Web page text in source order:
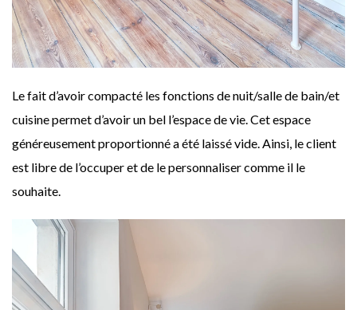
Le fait d’avoir compacté les fonctions de nuit/salle de bain/et
cuisine permet d’avoir un bel l’espace de vie. Cet espace
généreusement proportionné a été laissé vide. Ainsi, le client
est libre de l’occuper et de le personnaliser comme il le
souhaite.